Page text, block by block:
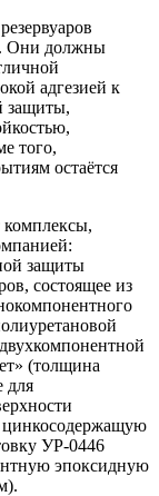
Они должны
адгезией к
защиты,
того,
остаётся
комплексы,
защиты
состоящее из
(толщина
для
цинкосодержащую
УР-0446
эпоксидную